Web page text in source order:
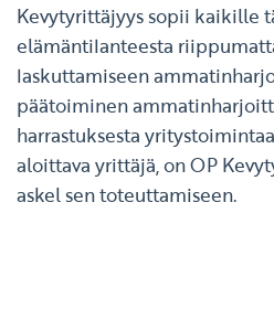
Kevytyrittäjyys sopii kaikille
elämäntilanteesta
laskuttamiseen
päätoiminen
harrastuksesta
aloittava yrittäjä, on OP
askel sen toteuttamiseen.